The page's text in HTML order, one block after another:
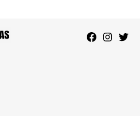
Facebook